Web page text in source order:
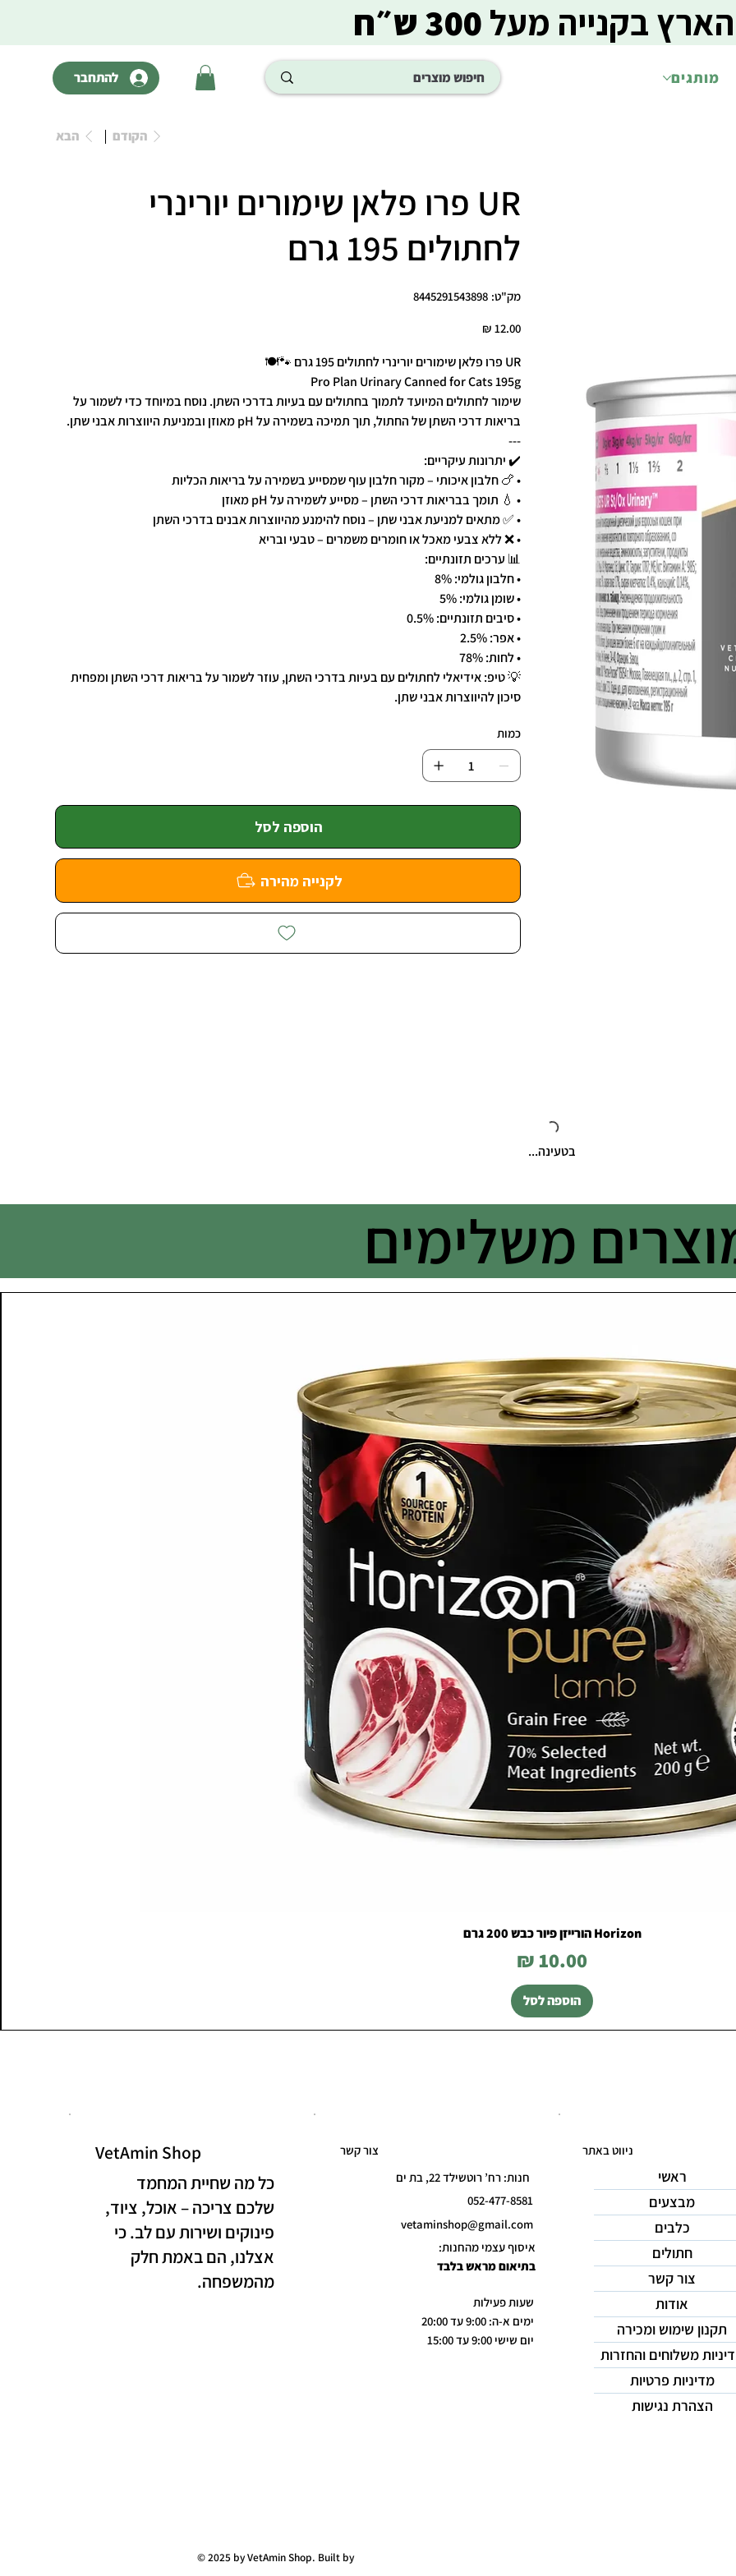
מותגים להתחבר
בקנייה מעל300 ש״ח
הקודם הבא
UR פרו פלאן שימורים יורינרי
לחתולים 195 גרם
מק"ט:
מק"ט
8445291543898
8445291543898
מחיר ‏12.00 ‏₪
UR פרו פלאן שימורים יורינרי לחתולים 195 גרם 🐾🍽️
Pro Plan Urinary Canned for Cats 195g
שימור לחתולים המיועד לתמוך בחתולים עם בעיות בדרכי השתן. נוסח במיוחד כדי לשמור על
בריאות דרכי השתן של החתול, תוך תמיכה בשמירה על pH מאוזן ובמניעת היווצרות אבני שתן.
---
✔️ יתרונות עיקריים:
• 🍗 חלבון איכותי – מקור חלבון עוף שמסייע בשמירה על בריאות הכליות
• 💧 תומך בבריאות דרכי השתן – מסייע לשמירה על pH מאוזן
• ✅ מתאים למניעת אבני שתן – נוסח להימנע מהיווצרות אבנים בדרכי השתן
• ❌ ללא צבעי מאכל או חומרים משמרים – טבעי ובריא
📊 ערכים תזונתיים:
• חלבון גולמי: 8%
• שומן גולמי: 5%
• סיבים תזונתיים: 0.5%
• אפר: 2.5%
• לחות: 78%
💡 טיפ: אידיאלי לחתולים עם בעיות בדרכי השתן, עוזר לשמור על בריאות דרכי השתן ומפחית
סיכון להיווצרות אבני שתן.
כמות
הוספה לסל
לקנייה מהירה
בטעינה...
משלימים
Horizon הורייזן פיור כבש 200 גרם
מחיר
הוספה לסל
VetAmin Shop
כל מה שחיית המחמד
שלכם צריכה – אוכל, ציוד,
פינוקים ושירות עם לב. כי
אצלנו, הם באמת חלק
מהמשפחה.
חנות: רח’ רוטשילד 22, בת ים
052-477-8581
vetaminshop@gmail.com
איסוף עצמי מהחנות:
בתיאום מראש בלבד
שעות פעילות
ימים א-ה: 9:00 עד 20:00
יום שישי 9:00 עד 15:00
צור קשר ניווט באתר
ראשי
מבצעים
כלבים
חתולים
צור קשר
אודות
תקנון שימוש ומכירה
משלוחים והחזרות
מדיניות פרטיות
הצהרת נגישות
© 2025 by VetAmin Shop. Built by